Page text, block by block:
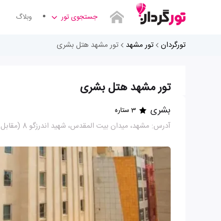
جستجوی تور وبلاگ
تورگردان تور مشهد تور مشهد هتل بشری
تور مشهد هتل بشری
بشری 3 ستاره
آدرس: مشهد، میدان بیت المقدس، شهید اندرزگو 8 (مقابل باب الجواد)، بین سرشور 3 و 5